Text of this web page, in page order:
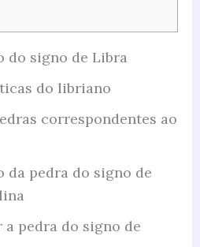
do signo de Libra
do libriano
correspondentes ao
da pedra do signo de
a pedra do signo de